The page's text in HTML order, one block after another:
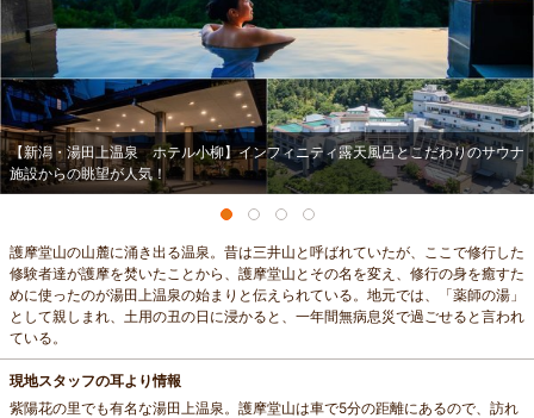
【新潟・湯田上温泉 ホテル小柳】インフィニティ露天風呂とこだわりのサウナ
施設からの眺望が人気！
護摩堂山の山麓に涌き出る温泉。昔は三井山と呼ばれていたが、ここで修行した
修験者達が護摩を焚いたことから、護摩堂山とその名を変え、修行の身を癒すた
めに使ったのが湯田上温泉の始まりと伝えられている。地元では、「薬師の湯」
として親しまれ、土用の丑の日に浸かると、一年間無病息災で過ごせると言われ
ている。
現地スタッフの耳より情報
紫陽花の里でも有名な湯田上温泉。護摩堂山は車で5分の距離にあるので、訪れ